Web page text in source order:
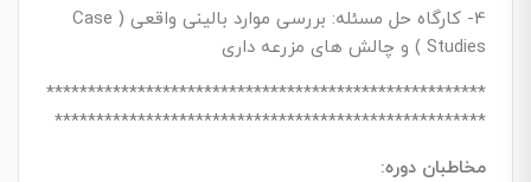
4- کارگاه حل مسئله: بررسی موارد بالینی واقعی ( Case
Studies ) و چالش های مزرعه داری
*****************************************************
****************************************************
مخاطبان دوره: